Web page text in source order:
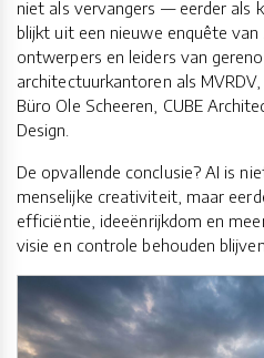
niet als vervangers — eerder als
blijkt uit een nieuwe enquête
ontwerpers en leiders van
architectuurkantoren als
Büro Ole Scheeren, CUBE
Design.
De opvallende conclusie? AI is
menselijke creativiteit, maar
efficiëntie, ideeënrijkdom en
visie en controle behouden blijven.